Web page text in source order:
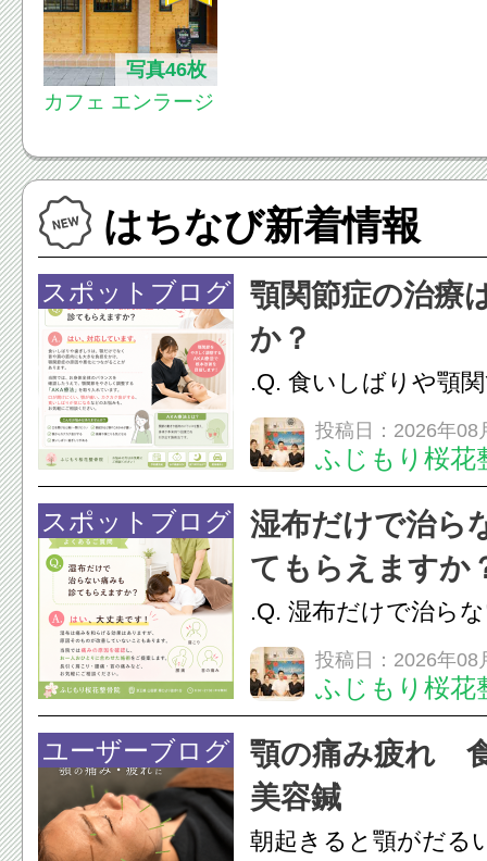
写真46枚
カフェ エンラージ
はちなび新着情報
スポットブログ
顎関節症の治療
か？
.Q. 食いしばりや顎
らえますか？A. はい
す。食いしばりや歯
けでなく首や肩の筋
担をかけ、顎関節症
つながることがあり
投稿日：2026年08
ふじもり桜花
スポットブログ
湿布だけで治ら
てもらえますか
.Q. 湿布だけで治ら
らえますか？A. はい
湿布は痛みを和らげ
すが、原因そのもの
いこともあります。
原因を確認し、お一
投稿日：2026年08
ふじもり桜花
ユーザーブログ
顎の痛み疲れ
美容鍼
朝起きると顎がだる